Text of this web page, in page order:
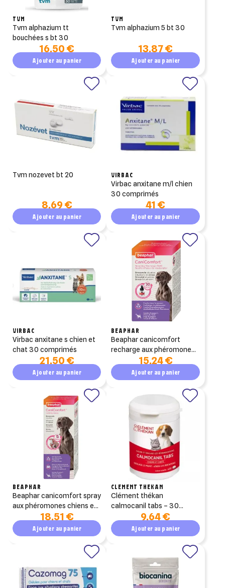
TVM
tvm alphazium tt
bouchées s bt 30
16,50 €
Ajouter au panier
TVM
tvm alphazium 5 bt 30
13,87 €
Ajouter au panier
tvm nozevet bt 20
8,69 €
Ajouter au panier
VIRBAC
virbac anxitane m/l chien
30 comprimés
41 €
Ajouter au panier
VIRBAC
virbac anxitane s chien et
chat 30 comprimés
21,50 €
Ajouter au panier
BEAPHAR
beaphar canicomfort
recharge aux phéromones
chiens et chiots 48ml
15,24 €
Ajouter au panier
BEAPHAR
beaphar canicomfort spray
aux phéromones chiens et
chiots 60ml18,51 €
Ajouter au panier
CLEMENT THEKAN
clément thékan
calmocanil tabs – 30
comprimés9,64 €
Ajouter au panier